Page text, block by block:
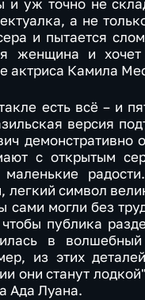
и уж точно не
а не
и пытается
женщина и
актриса Камила
есть всё – и
версия
демонстративно
с открытым
легкий символ
сами могли без
публика
в
из этих
они станут
Ада Луана.